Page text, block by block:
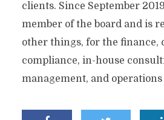
clients. Since September
member of the board and is
other things, for the finance,
compliance, in-house
management, and